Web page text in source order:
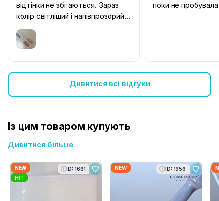
відтінки не збігаються. Зараз
колір світліший і напівпрозорий.
поки не
Дивитися всі відгуки
Із цим товаром купують
Дивитися більше
NEW
HIT
ID: 1661 NEW ID: 1956